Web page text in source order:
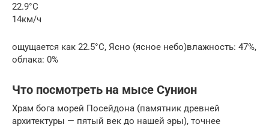
22.9°C
14км/ч
ощущается как 22.5°C, Ясно (ясное небо)влажность: 47%,
облака: 0%
Что посмотреть на мысе Сунион
Храм бога морей Посейдона (памятник древней
архитектуры — пятый век до нашей эры), точнее